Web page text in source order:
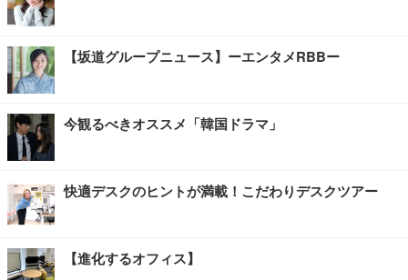
【坂道グループニュース】ーエンタメRBBー
今観るべきオススメ「韓国ドラマ」
快適デスクのヒントが満載！こだわりデスクツアー
【進化するオフィス】